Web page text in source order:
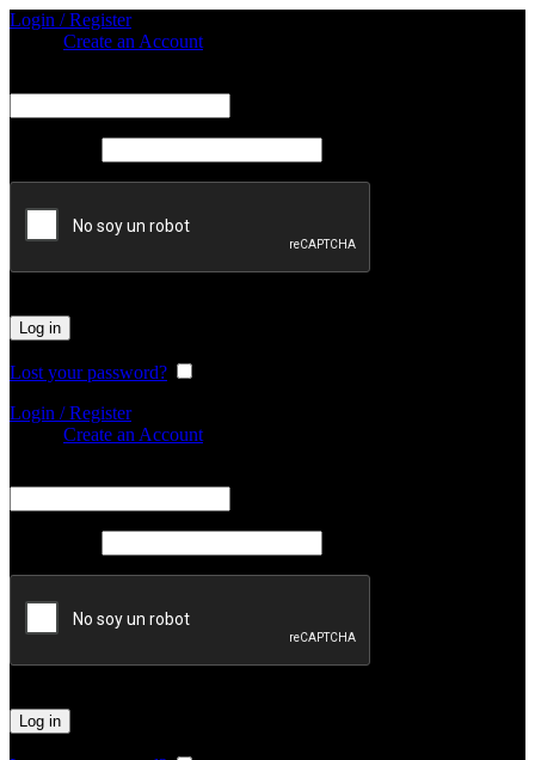
Login / Register
Create an Account
Log in
Lost your password?
Login / Register
Create an Account
Log in